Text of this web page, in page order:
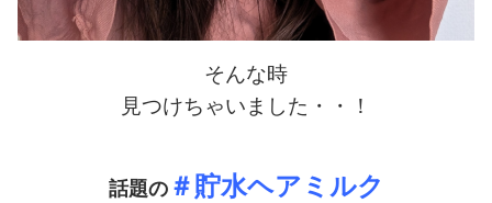
そんな時
見つけちゃいました・・！
話題の＃貯水ヘアミルク